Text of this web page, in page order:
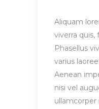
Aliquam
viverra quis,
Phasellus
varius
Aenean
nisi vel
ullamcorper